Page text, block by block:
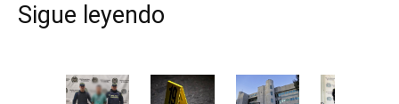
Sigue leyendo